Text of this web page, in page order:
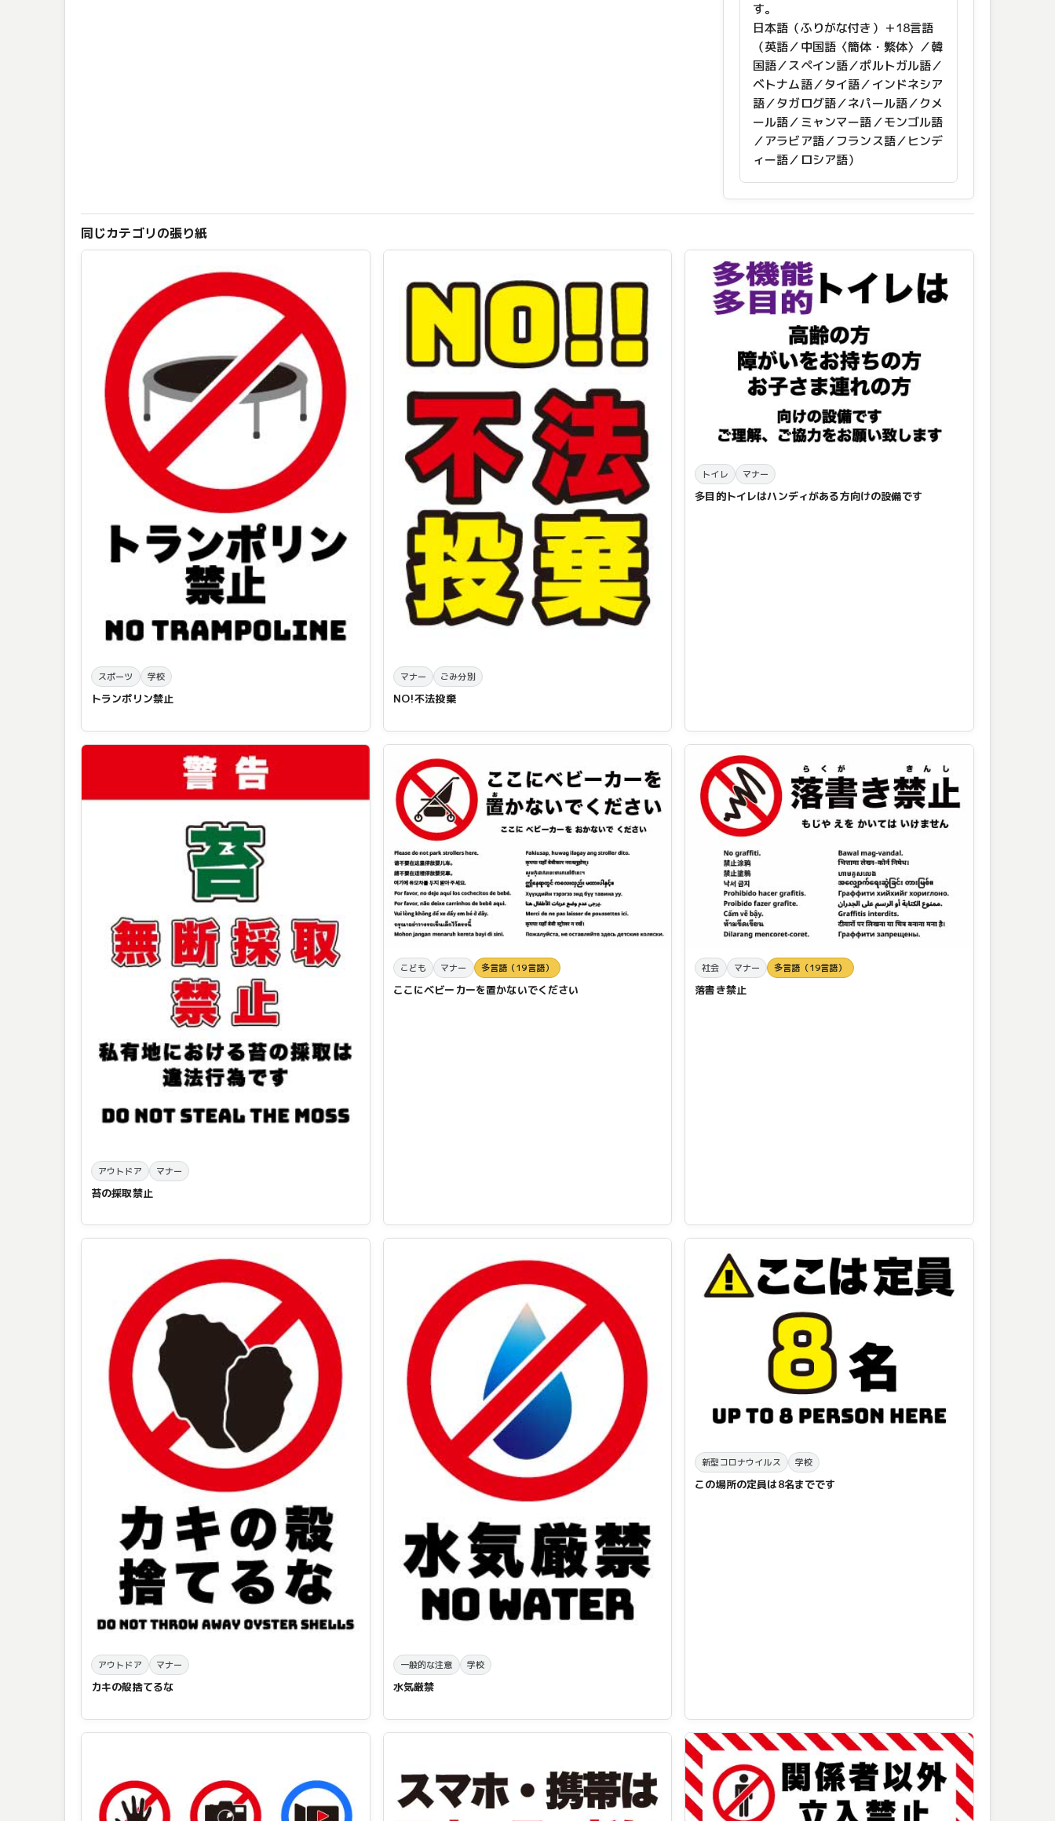
す。
日本語（ふりがな付き）＋18言語
（英語／中国語〈簡体・繁体〉／韓
国語／スペイン語／ポルトガル語／
ベトナム語／タイ語／インドネシア
語／タガログ語／ネパール語／クメ
ール語／ミャンマー語／モンゴル語
／アラビア語／フランス語／ヒンデ
ィー語／ロシア語）
同じカテゴリの張り紙
スポーツ 学校
トランポリン禁止
マナー ごみ分別
NO!不法投棄
トイレ マナー
多目的トイレはハンディがある方向けの設備です
アウトドア マナー
苔の採取禁止
こども マナー 多言語（19言語）
ここにベビーカーを置かないでください
社会 マナー 多言語（19言語）
落書き禁止
アウトドア マナー
カキの殻捨てるな
一般的な注意 学校
水気厳禁
新型コロナウイルス 学校
この場所の定員は8名までです